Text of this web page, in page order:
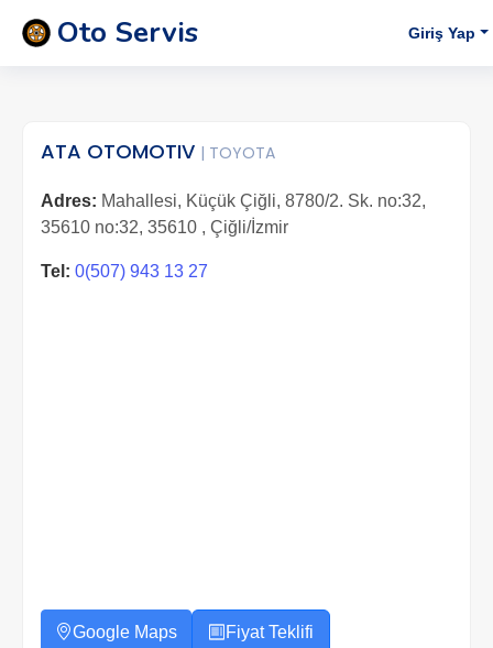
Oto Servis Giriş Yap
ATA OTOMOTIV | TOYOTA
Adres: Mahallesi, Küçük Çiğli, 8780/2. Sk. no:32,
35610 no:32, 35610 , Çiğli/İzmir
Tel: 0(507) 943 13 27
Google Maps Fiyat Teklifi